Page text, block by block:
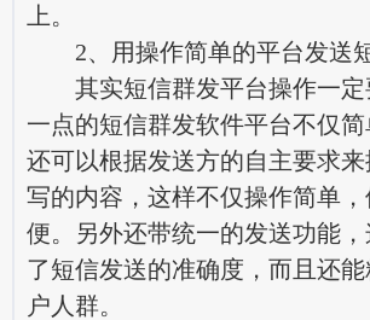
上。
2、用操作简单的平台发送
其实短信群发平台操作一定
一点的短信群发软件平台不仅
还可以根据发送方的自主要求
写的内容，这样不仅操作简单
便。另外还带统一的发送功能
了短信发送的准确度，而且还
户人群。